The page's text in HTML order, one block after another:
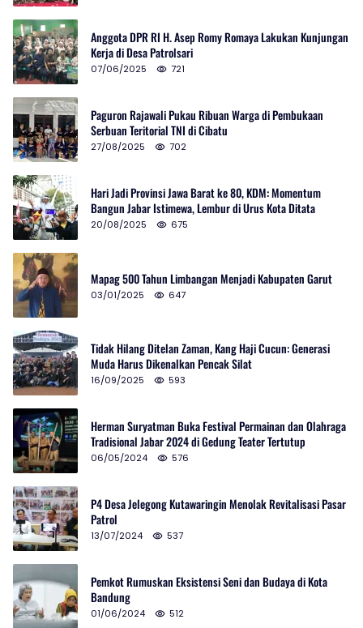
Anggota DPR RI H. Asep Romy Romaya Lakukan Kunjungan
Kerja di Desa Patrolsari
07/06/2025 721
Paguron Rajawali Pukau Ribuan Warga di Pembukaan
Serbuan Teritorial TNI di Cibatu
27/08/2025 702
Hari Jadi Provinsi Jawa Barat ke 80, KDM: Momentum
Bangun Jabar Istimewa, Lembur di Urus Kota Ditata
20/08/2025 675
Mapag 500 Tahun Limbangan Menjadi Kabupaten Garut
03/01/2025 647
Tidak Hilang Ditelan Zaman, Kang Haji Cucun: Generasi
Muda Harus Dikenalkan Pencak Silat
16/09/2025 593
Herman Suryatman Buka Festival Permainan dan Olahraga
Tradisional Jabar 2024 di Gedung Teater Tertutup
06/05/2024 576
P4 Desa Jelegong Kutawaringin Menolak Revitalisasi Pasar
Patrol
13/07/2024 537
Pemkot Rumuskan Eksistensi Seni dan Budaya di Kota
Bandung
01/06/2024 512